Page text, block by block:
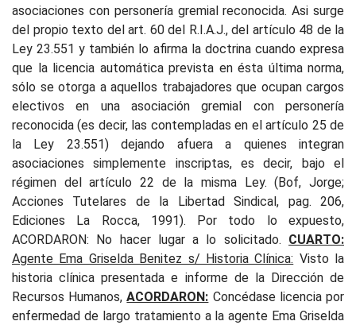
asociaciones con personería gremial reconocida. Asi surge
del propio texto del art. 60 del R.I.A.J., del artículo 48 de la
Ley 23.551 y también lo afirma la doctrina cuando expresa
que la licencia automática prevista en ésta última norma,
sólo se otorga a aquellos trabajadores que ocupan cargos
electivos en una asociación gremial con personería
reconocida (es decir, las contempladas en el artículo 25 de
la Ley 23.551) dejando afuera a quienes integran
asociaciones simplemente inscriptas, es decir, bajo el
régimen del artículo 22 de la misma Ley. (Bof, Jorge;
Acciones Tutelares de la Libertad Sindical, pag. 206,
Ediciones La Rocca, 1991). Por todo lo expuesto,
ACORDARON: No hacer lugar a lo solicitado. CUARTO:
Agente Ema Griselda Benitez s/ Historia Clínica: Visto la
historia clínica presentada e informe de la Dirección de
Recursos Humanos,ACORDARON: Concédase licencia por
enfermedad de largo tratamiento a la agente Ema Griselda